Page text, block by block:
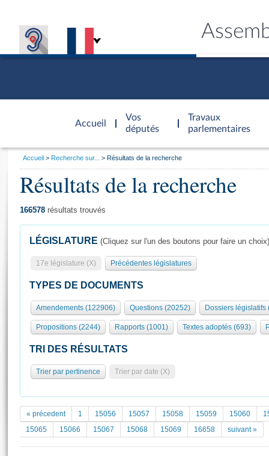
Accueil
d'accueil
Vos
députés
Travaux
parlementaires
Présidence
577 députés
Groupes politiques
Séance publique
Commissions et autres organes
Europe et International
Pétitions
Documents parlementaires
Projets de loi
Général
Rôle et pouvoirs de l'Assemblée
Organisation de l'Assemblée
Présidence Conférence des Présidents Bureau Collège des
Statistiques et chiffres clés
Documents de référence
( Constitution | Règlement de l'Assemblée ... )
Visiter l'Assemblée
Visite virtuelle du palais Bourbon
Assister à une séance
La Bibliothèque
Les archives
Vous
Accueil Recherche sur... Résultats de la recherche
Résultats de la recherche
166578 résultats trouvés
LÉGISLATURE (Cliquez sur l'un des boutons pour faire un choix)
17e législature (X) Précédentes législatures
TYPES DE DOCUMENTS
Amendements (122906) Questions (20252) Dossiers législatifs
Propositions (2244) Rapports (1001) Textes adoptés (693)
TRI DES RÉSULTATS
Trier par pertinence Trier par date (X)
« précedent 1 15056 15057 15058 15059 15060
15065
15066 15067 15068 15069 16658 suivant »